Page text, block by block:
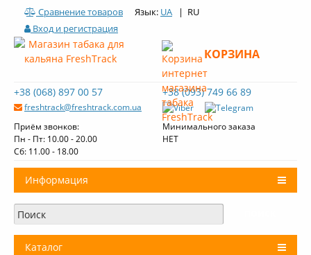
Сравнение товаров Язык: UA | RU
Вход и регистрация
+38 (068) 897 00 57
freshtrack@freshtrack.com.ua
+38 (093) 749 66 89
Приём звонков:
Пн - Пт: 10.00 - 20.00
Cб: 11.00 - 18.00
Минимального заказа
НЕТ
КОРЗИНА
Информация
О нас
Доставка и оплата
Каталог